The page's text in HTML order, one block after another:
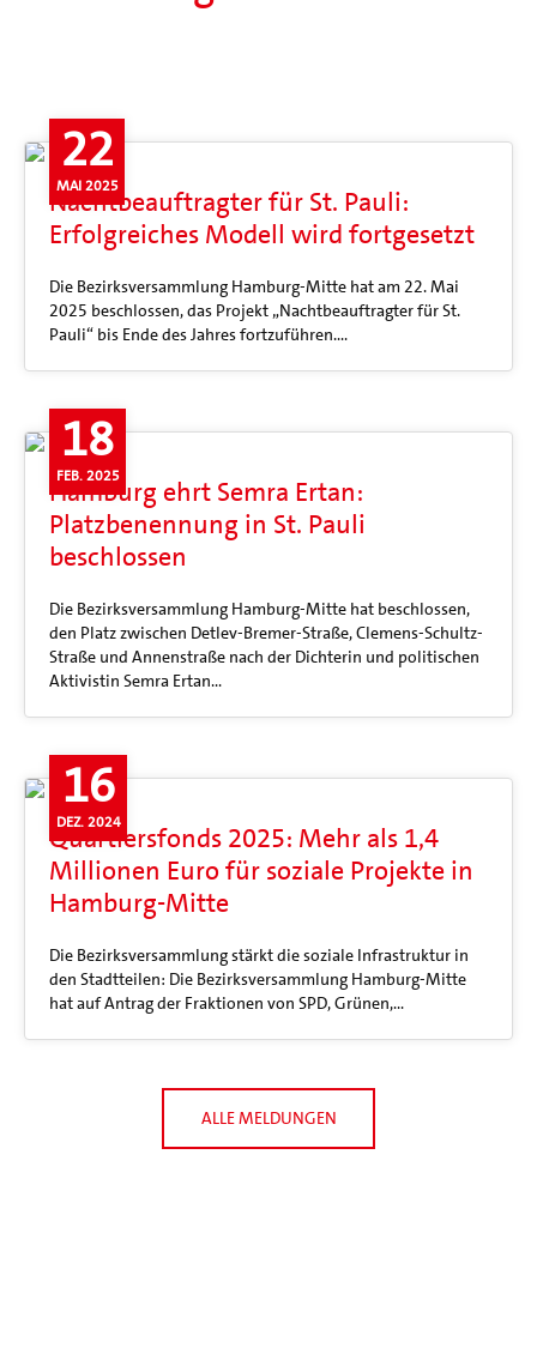
22
MAI 2025
Nachtbeauftragter für St. Pauli:
Erfolgreiches Modell wird fortgesetzt
Die Bezirksversammlung Hamburg-Mitte hat am 22. Mai
2025 beschlossen, das Projekt „Nachtbeauftragter für St.
Pauli“ bis Ende des Jahres fortzuführen.…
18
FEB. 2025
Hamburg ehrt Semra Ertan:
Platzbenennung in St. Pauli
beschlossen
Die Bezirksversammlung Hamburg-Mitte hat beschlossen,
den Platz zwischen Detlev-Bremer-Straße, Clemens-Schultz-
Straße und Annenstraße nach der Dichterin und politischen
Aktivistin Semra Ertan…
16
DEZ. 2024
Quartiersfonds 2025: Mehr als 1,4
Millionen Euro für soziale Projekte in
Hamburg-Mitte
Die Bezirksversammlung stärkt die soziale Infrastruktur in
den Stadtteilen: Die Bezirksversammlung Hamburg-Mitte
hat auf Antrag der Fraktionen von SPD, Grünen,…
ALLE MELDUNGEN